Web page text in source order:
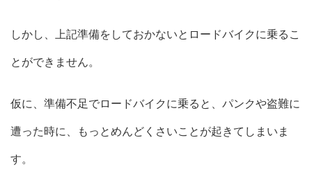
しかし、上記準備をしておかないとロードバイクに乗るこ
とができません。
仮に、準備不足でロードバイクに乗ると、パンクや盗難に
遭った時に、もっとめんどくさいことが起きてしまいま
す。